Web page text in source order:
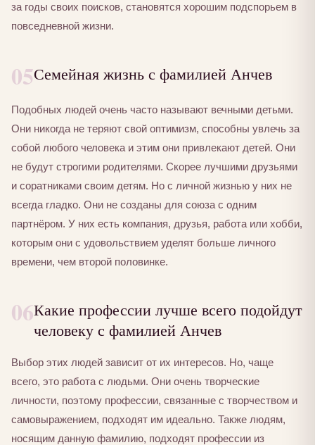
за годы своих поисков, становятся хорошим подспорьем в
повседневной жизни.
05Семейная жизнь с фамилией Анчев
Подобных людей очень часто называют вечными детьми.
Они никогда не теряют свой оптимизм, способны увлечь за
собой любого человека и этим они привлекают детей. Они
не будут строгими родителями. Скорее лучшими друзьями
и соратниками своим детям. Но с личной жизнью у них не
всегда гладко. Они не созданы для союза с одним
партнёром. У них есть компания, друзья, работа или хобби,
которым они с удовольствием уделят больше личного
времени, чем второй половинке.
06Какие профессии лучше всего подойдут
человеку с фамилией Анчев
Выбор этих людей зависит от их интересов. Но, чаще
всего, это работа с людьми. Они очень творческие
личности, поэтому профессии, связанные с творчеством и
самовыражением, подходят им идеально. Также людям,
носящим данную фамилию, подходят профессии из